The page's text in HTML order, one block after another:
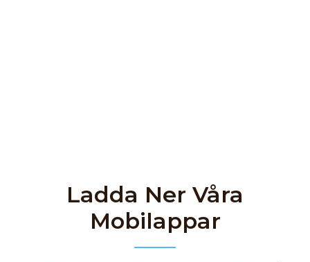
Ladda Ner Våra
Mobilappar